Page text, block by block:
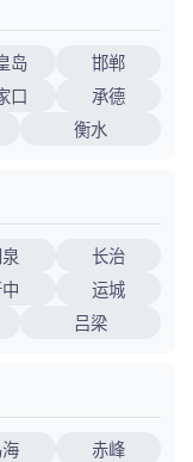
岛
邯郸
口
承德
衡水
长治
运城
吕梁
赤峰